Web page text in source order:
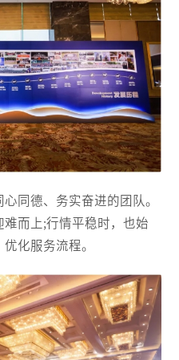
同德、务实奋进的团队。
而上;行情平稳时，也始
化服务流程。